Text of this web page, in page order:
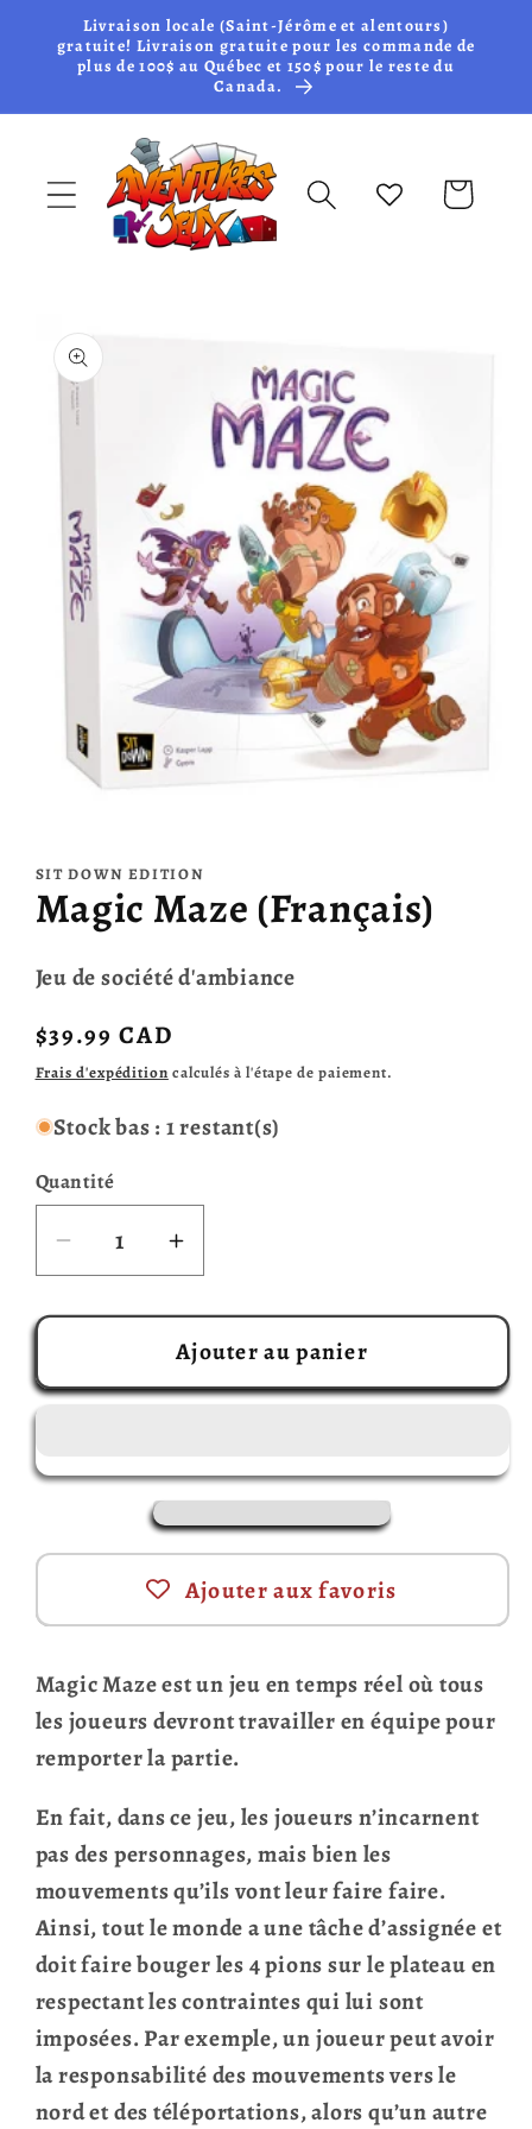
et passer
au
contenu
Livraison locale (Saint-Jérôme et alentours)
gratuite! Livraison gratuite pour les commande de
plus de 100$ au Québec et 150$ pour le reste du
Canada.
Panier
informations
produits
1
dans
une
fenêtre
SIT DOWN EDITION
Magic Maze (Français)
Jeu de société d'ambiance
Prix
habituel
$39.99 CAD
Frais d'expédition calculés à l'étape de paiement.
Stock bas : 1 restant(s)
Quantité
Réduire
la
quantité
Magic
Augmenter
la
quantité
de
Magic
Ajouter au panier
Ajouter aux favoris
Magic Maze est un jeu en temps réel où tous
les joueurs devront travailler en équipe pour
remporter la partie.
En fait, dans ce jeu, les joueurs n’incarnent
pas des personnages, mais bien les
mouvements qu’ils vont leur faire faire.
Ainsi, tout le monde a une tâche d’assignée et
doit faire bouger les 4 pions sur le plateau en
respectant les contraintes qui lui sont
imposées. Par exemple, un joueur peut avoir
la responsabilité des mouvements vers le
nord et des téléportations, alors qu’un autre